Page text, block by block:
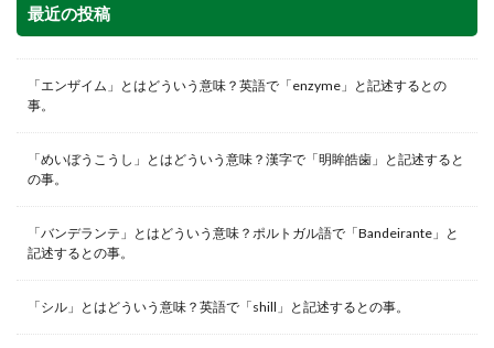
最近の投稿
「エンザイム」とはどういう意味？英語で「enzyme」と記述するとの
事。
「めいぼうこうし」とはどういう意味？漢字で「明眸皓歯」と記述すると
の事。
「バンデランテ」とはどういう意味？ポルトガル語で「Bandeirante」と
記述するとの事。
「シル」とはどういう意味？英語で「shill」と記述するとの事。